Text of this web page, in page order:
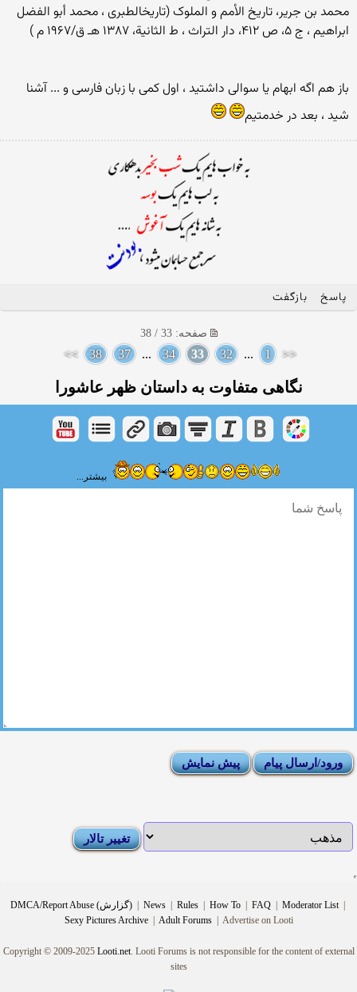
محمد بن جریر، تاریخ الأمم و الملوک (تاریخ‏الطبری ، محمد أبو الفضل
ابراهیم ، ج ‏۵، ص ۴۱۲، دار التراث ، ط الثانیة، ۱۳۸۷ هـ ق/۱۹۶۷ م )
باز هم اگه ابهام یا سوالی داشتید ، اول کمی با زبان فارسی و ... آشنا
شید ، بعد در خدمتیم
پاسخ بازگفت
صفحه: 33 / 38
<<
1
...
32
33
34
...
37
38
>>
نگاهی متفاوت به داستان ظهر عاشورا
بیشتر...
DMCA/Report Abuse (گزارش) News Rules How To FAQ Moderator List
Sexy Pictures Archive
Adult Forums Advertise on Looti
Copyright © 2009-2025 Looti.net. Looti Forums is not responsible for the content of external
sites